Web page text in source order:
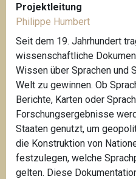
Projektleitung
Philippe Humbert
Seit dem 19. Jahrhundert
wissenschaftliche
Wissen über Sprachen und
Welt zu gewinnen. Ob
Berichte, Karten oder
Forschungsergebnisse
Staaten genutzt, um
die Konstruktion von
festzulegen, welche
gelten. Diese